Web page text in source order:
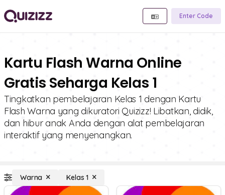
Enter Code
Kartu Flash Warna Online
Gratis Seharga Kelas 1
Tingkatkan pembelajaran Kelas 1 dengan Kartu
Flash Warna yang dikuratori Quizizz! Libatkan, didik,
dan hibur anak Anda dengan alat pembelajaran
interaktif yang menyenangkan.
Warna Kelas 1